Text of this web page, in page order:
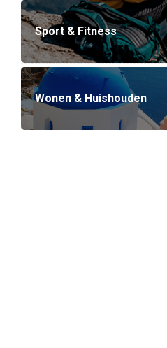
Sport & Fitness
Wonen & Huishouden